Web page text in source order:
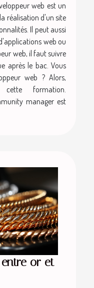
web est un
réalisation d'un site
Il peut aussi
web ou
web, il faut suivre
après le bac. Vous
web ? Alors,
formation.
manager est
or et